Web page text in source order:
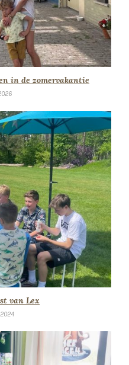
in de zomervakantie
van Lex